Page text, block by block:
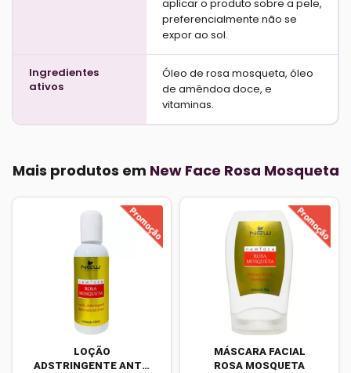
aplicar o produto sobre a pele,
preferencialmente não se
expor ao sol.
Ingredientes
ativos
Óleo de rosa mosqueta, óleo
de amêndoa doce, e
vitaminas.
Mais produtos em New Face Rosa Mosqueta
LOÇÃO
ADSTRINGENTE ANTI-
MÁSCARA FACIAL
ROSA MOSQUETA